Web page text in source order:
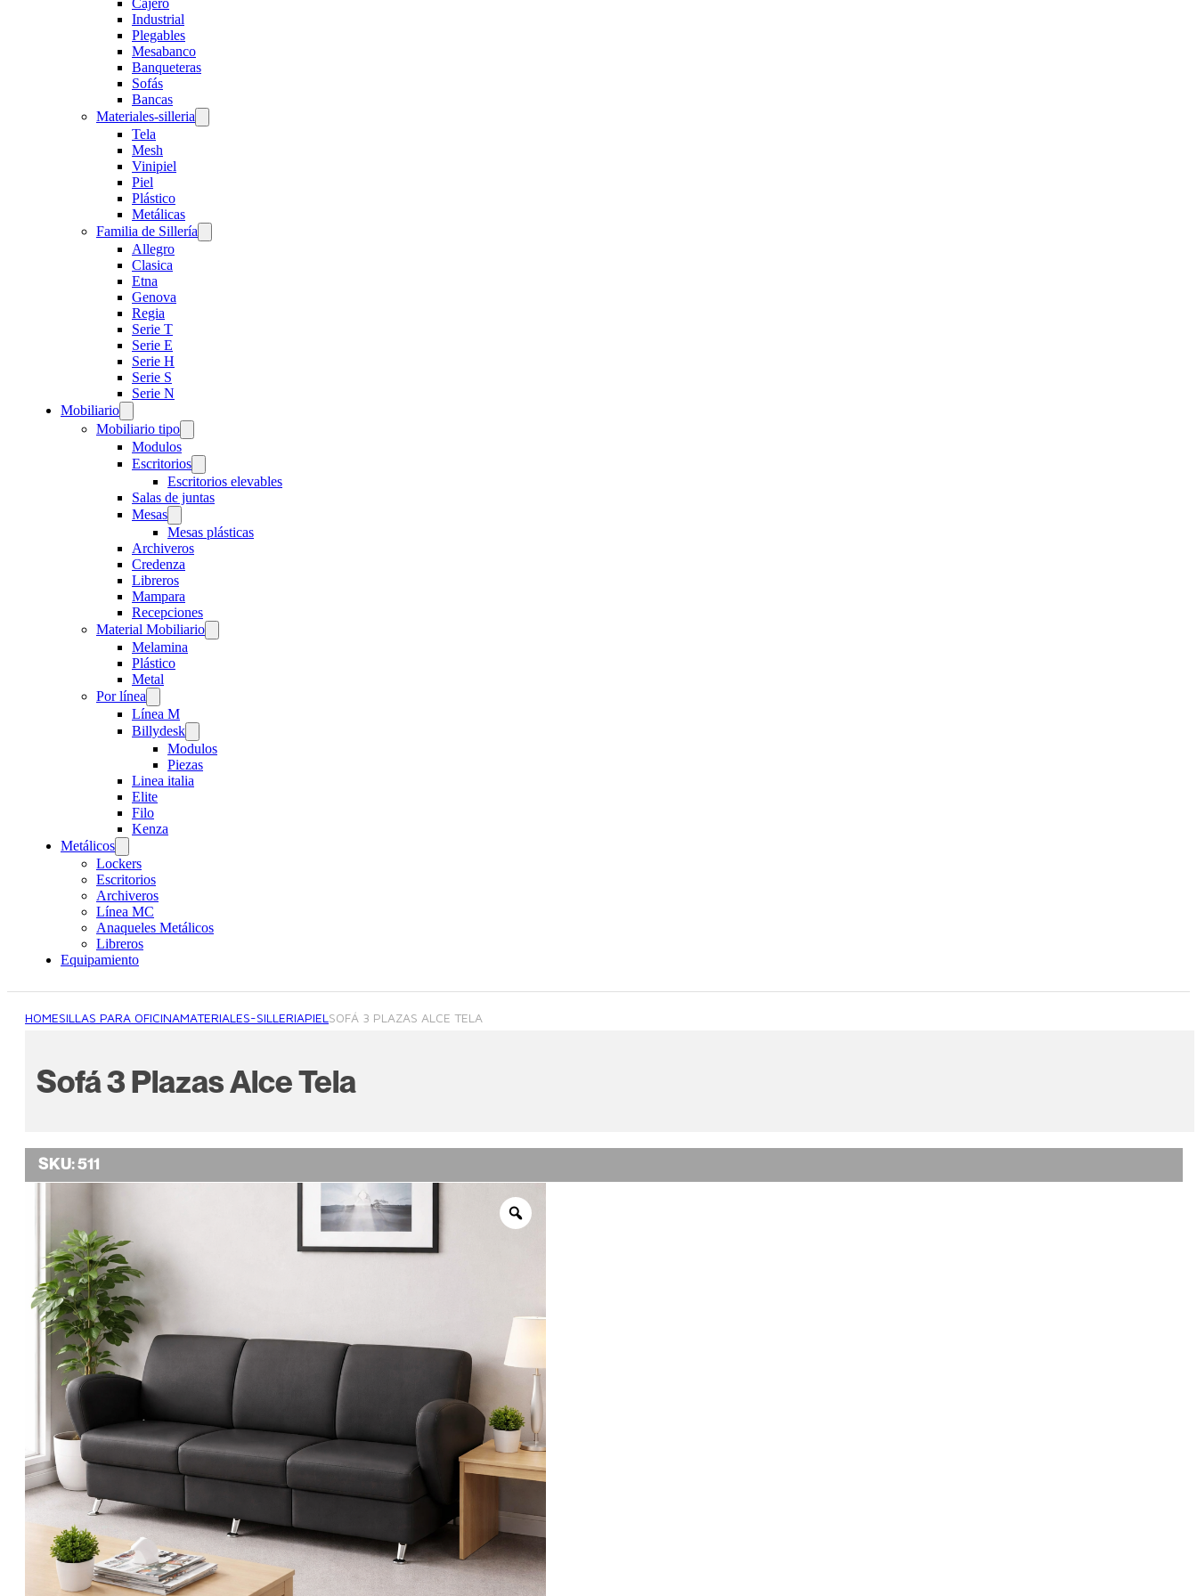
Cajero
Industrial
Plegables
Mesabanco
Banqueteras
Sofás
Bancas
Materiales-silleria
Tela
Mesh
Vinipiel
Piel
Plástico
Metálicas
Familia de Sillería
Allegro
Clasica
Etna
Genova
Regia
Serie T
Serie E
Serie H
Serie S
Serie N
Mobiliario
Mobiliario tipo
Modulos
Escritorios
Escritorios elevables
Salas de juntas
Mesas
Mesas plásticas
Archiveros
Credenza
Libreros
Mampara
Recepciones
Material Mobiliario
Melamina
Plástico
Metal
Por línea
Línea M
Billydesk
Modulos
Piezas
Linea italia
Elite
Filo
Kenza
Metálicos
Lockers
Escritorios
Archiveros
Línea MC
Anaqueles Metálicos
Libreros
Equipamiento
HOMESILLAS PARA OFICINAMATERIALES-SILLERIAPIEL SOFÁ 3 PLAZAS ALCE TELA
Sofá 3 Plazas Alce Tela
SKU:511